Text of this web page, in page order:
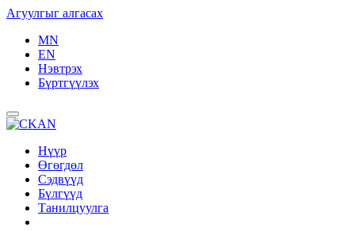
Агуулгыг алгасах
MN
EN
Нэвтрэх
Бүртгүүлэх
Нүүр
Өгөгдөл
Сэдвүүд
Бүлгүүд
Танилцуулга